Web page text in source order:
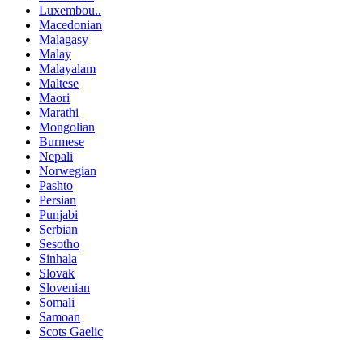
Luxembou..
Macedonian
Malagasy
Malay
Malayalam
Maltese
Maori
Marathi
Mongolian
Burmese
Nepali
Norwegian
Pashto
Persian
Punjabi
Serbian
Sesotho
Sinhala
Slovak
Slovenian
Somali
Samoan
Scots Gaelic